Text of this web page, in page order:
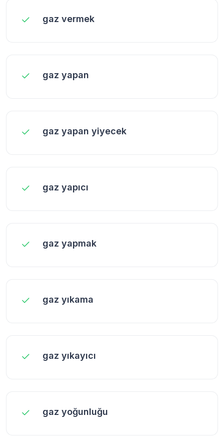
gaz vermek
gaz yapan
gaz yapan yiyecek
gaz yapıcı
gaz yapmak
gaz yıkama
gaz yıkayıcı
gaz yoğunluğu